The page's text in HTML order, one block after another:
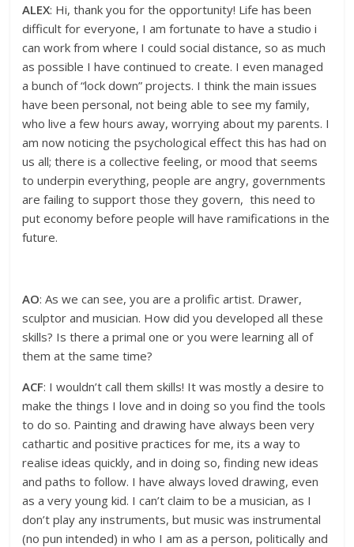
ALEX: Hi, thank you for the opportunity! Life has been
difficult for everyone, I am fortunate to have a studio i
can work from where I could social distance, so as much
as possible I have continued to create. I even managed
a bunch of “lock down” projects. I think the main issues
have been personal, not being able to see my family,
who live a few hours away, worrying about my parents. I
am now noticing the psychological effect this has had on
us all; there is a collective feeling, or mood that seems
to underpin everything, people are angry, governments
are failing to support those they govern, this need to
put economy before people will have ramifications in the
future.
AO: As we can see, you are a prolific artist. Drawer,
sculptor and musician. How did you developed all these
skills? Is there a primal one or you were learning all of
them at the same time?
ACF: I wouldn’t call them skills! It was mostly a desire to
make the things I love and in doing so you find the tools
to do so. Painting and drawing have always been very
cathartic and positive practices for me, its a way to
realise ideas quickly, and in doing so, finding new ideas
and paths to follow. I have always loved drawing, even
as a very young kid. I can’t claim to be a musician, as I
don’t play any instruments, but music was instrumental
(no pun intended) in who I am as a person, politically and